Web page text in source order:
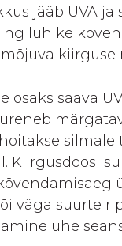
jääb UVA ja
lühike
kiirguse
osaks saava
silmale
Kiirgusdoosi
väga suurte
ühe